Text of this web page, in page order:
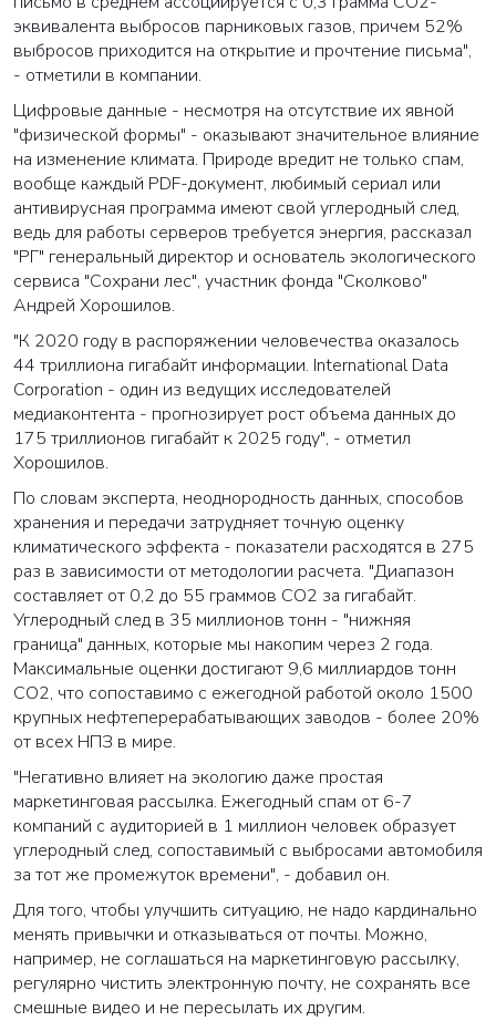
эквивалента выбросов парниковых газов, причем 52%
выбросов приходится на открытие и прочтение письма",
- отметили в компании.
Цифровые данные - несмотря на отсутствие их явной
"физической формы" - оказывают значительное влияние
на изменение климата. Природе вредит не только спам,
вообще каждый PDF-документ, любимый сериал или
антивирусная программа имеют свой углеродный след,
ведь для работы серверов требуется энергия, рассказал
"РГ" генеральный директор и основатель экологического
сервиса "Сохрани лес", участник фонда "Сколково"
Андрей Хорошилов.
"К 2020 году в распоряжении человечества оказалось
44 триллиона гигабайт информации. International Data
Corporation - один из ведущих исследователей
медиаконтента - прогнозирует рост объема данных до
175 триллионов гигабайт к 2025 году", - отметил
Хорошилов.
По словам эксперта, неоднородность данных, способов
хранения и передачи затрудняет точную оценку
климатического эффекта - показатели расходятся в 275
раз в зависимости от методологии расчета. "Диапазон
составляет от 0,2 до 55 граммов СО2 за гигабайт.
Углеродный след в 35 миллионов тонн - "нижняя
граница" данных, которые мы накопим через 2 года.
Максимальные оценки достигают 9,6 миллиардов тонн
СО2, что сопоставимо с ежегодной работой около 1500
крупных нефтеперерабатывающих заводов - более 20%
от всех НПЗ в мире.
"Негативно влияет на экологию даже простая
маркетинговая рассылка. Ежегодный спам от 6-7
компаний с аудиторией в 1 миллион человек образует
углеродный след, сопоставимый с выбросами автомобиля
за тот же промежуток времени", - добавил он.
Для того, чтобы улучшить ситуацию, не надо кардинально
менять привычки и отказываться от почты. Можно,
например, не соглашаться на маркетинговую рассылку,
регулярно чистить электронную почту, не сохранять все
смешные видео и не пересылать их другим.